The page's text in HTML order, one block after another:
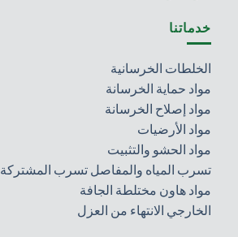
خدماتنا
الخلطات الخرسانية
مواد حماية الخرسانة
مواد إصلاح الخرسانة
مواد الأرضيات
مواد الحشو والتثبيت
تسرب المياه والمفاصل تسرب المشتركة
مواد هاون مختلطة الجافة
الخارجي الانتهاء من العزل